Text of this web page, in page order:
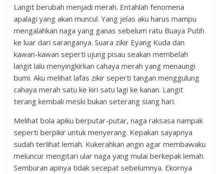
Langit berubah menjadi merah. Entahlah fenomena
apalagi yang akan muncul. Yang jelas aku harus mampu
mengalahkan naga yang ganas sebelum ratu Buaya Putih
ke luar dari saranganya. Suara zikir Eyang Kuda dan
kawan-kawan seperti ujung pisau seakan membelah
langit lalu menyingkirkan cahaya merah yang menaungi
bumi. Aku melihat lafas zikir seperti tangan menggulung
cahaya merah satu ke kiri satu lagi ke kanan. Langit
terang kembali meski bukan seterang siang hari.
Melihat bola apiku berputar-putar, naga raksasa nampak
seperti berpikir untuk menyerang. Kepakan sayapnya
sudah terlihat lemah. Kukerahkan angin agar membawaku
meluncur mengitari ular naga yang mulai berkepak lemah.
Semburan apinya tidak secepat sebelumnya. Ekornya